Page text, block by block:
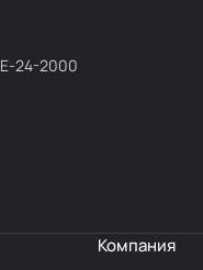
Компания